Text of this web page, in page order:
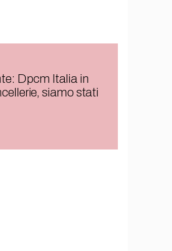
Dpcm Italia in
siamo stati